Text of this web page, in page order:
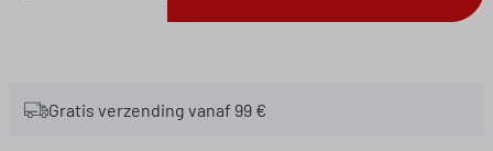
Gratis verzending vanaf 99 €